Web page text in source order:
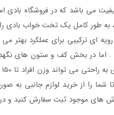
می باشد که در فروشگاه
عقبی ماشین ، به طور کامل یک تخت خواب
رویه ای ترکیبی برای عملکرد بهتر
در بخش کف و ستون های
از خرید لوازم جانبی به صورت
های موجود ثبت سفارش کنید و